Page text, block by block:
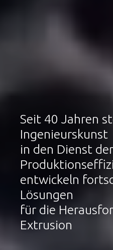
Seit 40 Jahren
Ingenieurskunst
in den Dienst der
entwickeln
Lösungen
für die
Extrusion